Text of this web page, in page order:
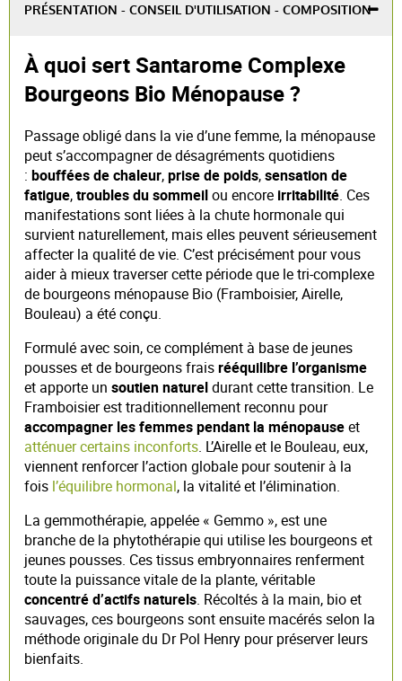
PRÉSENTATION - CONSEIL D'UTILISATION - COMPOSITION
À quoi sert Santarome Complexe
Bourgeons Bio Ménopause ?
Passage obligé dans la vie d’une femme, la ménopause
peut s’accompagner de désagréments quotidiens
: bouffées de chaleur,prise de poids,sensation de
fatigue,troubles du sommeilou encore irritabilité. Ces
manifestations sont liées à la chute hormonale qui
survient naturellement, mais elles peuvent sérieusement
affecter la qualité de vie. C’est précisément pour vous
aider à mieux traverser cette période que le tri-complexe
de bourgeons ménopause Bio (Framboisier, Airelle,
Bouleau) a été conçu.
Formulé avec soin, ce complément à base de jeunes
pousses et de bourgeons fraisrééquilibre l’organisme
et apporte un soutien natureldurant cette transition. Le
Framboisier est traditionnellement reconnu pour
accompagner les femmes pendant la ménopauseet
atténuer certains inconforts. L’Airelle et le Bouleau, eux,
viennent renforcer l’action globale pour soutenir à la
fois l’équilibre hormonal, la vitalité et l’élimination.
La gemmothérapie, appelée « Gemmo », est une
branche de la phytothérapie qui utilise les bourgeons et
jeunes pousses. Ces tissus embryonnaires renferment
toute la puissance vitale de la plante, véritable
concentré d’actifs naturels. Récoltés à la main, bio et
sauvages, ces bourgeons sont ensuite macérés selon la
méthode originale du Dr Pol Henry pour préserver leurs
bienfaits.